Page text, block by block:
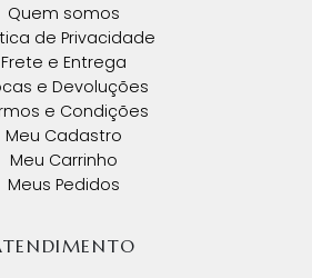
Quem somos
de Privacidade
Frete e Entrega
e Devoluções
e Condições
Meu Cadastro
Meu Carrinho
Meus Pedidos